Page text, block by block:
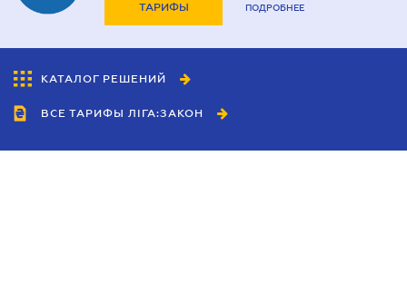
ТАРИФЫ ПОДРОБНЕЕ
КАТАЛОГ РЕШЕНИЙ
ВСЕ ТАРИФЫ ЛІГА:ЗАКОН